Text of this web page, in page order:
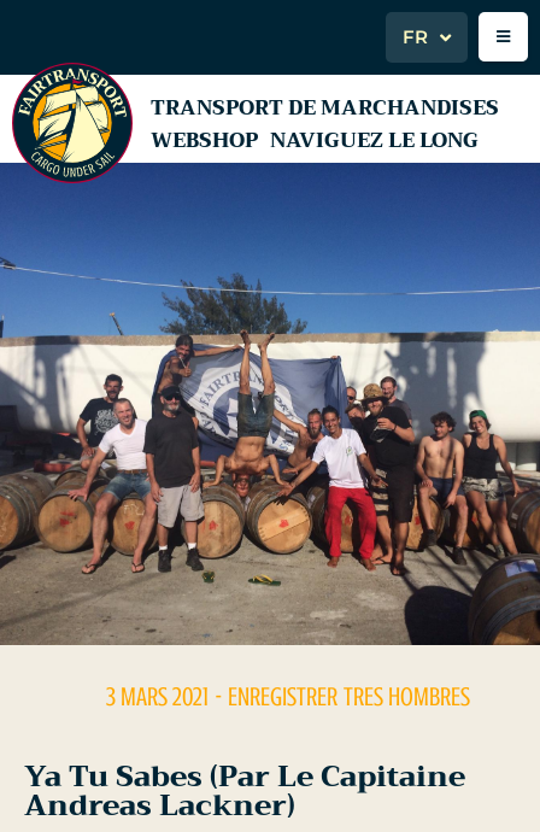
FR
TRANSPORT DE MARCHANDISES
WEBSHOP NAVIGUEZ LE LONG
3 MARS 2021 - ENREGISTRER TRES HOMBRES
Ya Tu Sabes (par Le Capitaine
Andreas Lackner)